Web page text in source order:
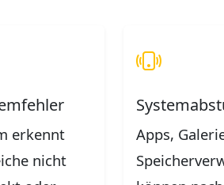
erkennt
nicht
Apps,